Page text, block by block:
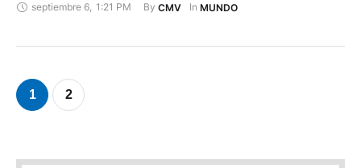
entre varios miembros del grupo, que ha dado lugar a
Vladímir Putin, y de China, …
septiembre 6, 1:21 PM By CMV In MUNDO
1 2